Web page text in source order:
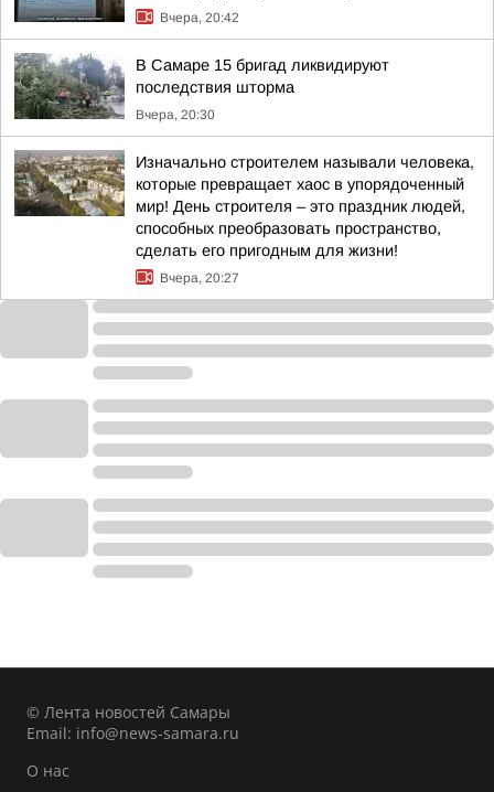
Вчера, 20:42
В Самаре 15 бригад ликвидируют
последствия шторма
Вчера, 20:30
Изначально строителем называли человека,
которые превращает хаос в упорядоченный
мир! День строителя – это праздник людей,
способных преобразовать пространство,
сделать его пригодным для жизни!
Вчера, 20:27
© Лента новостей Самары
Email: info@news-samara.ru
О нас